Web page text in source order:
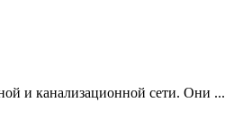
и канализационной сети. Они ...